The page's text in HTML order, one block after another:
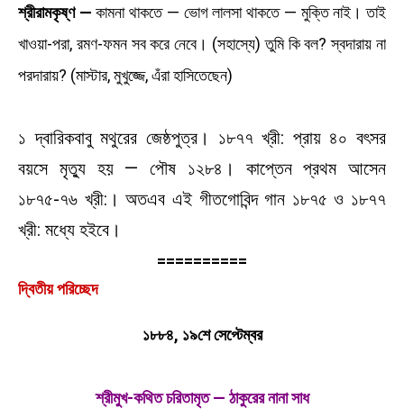
শ্রীরামকৃষ্ণ —কামনা থাকতে — ভোগ লালসা থাকতে — মুক্তি নাই। তাই
খাওয়া-পরা, রমণ-ফমন সব করে নেবে। (সহাস্যে) তুমি কি বল? স্বদারায় না
পরদারায়? (মাস্টার, মুখুজ্জে, এঁরা হাসিতেছেন)
১ দ্বারিকবাবু মথুরের জেষ্ঠপুত্র। ১৮৭৭ খ্রী: প্রায় ৪০ বৎসর
বয়সে মৃত্যু হয় — পৌষ ১২৮৪। কাপ্তেন প্রথম আসেন
১৮৭৫-৭৬ খ্রী:। অতএব এই গীতগোবিন্দ গান ১৮৭৫ ও ১৮৭৭
খ্রী: মধ্যে হইবে।
==========
দ্বিতীয় পরিচ্ছেদ
১৮৮৪, ১৯শে সেপ্টেম্বর
শ্রীমুখ-কথিত চরিতামৃত — ঠাকুরের নানা সাধ